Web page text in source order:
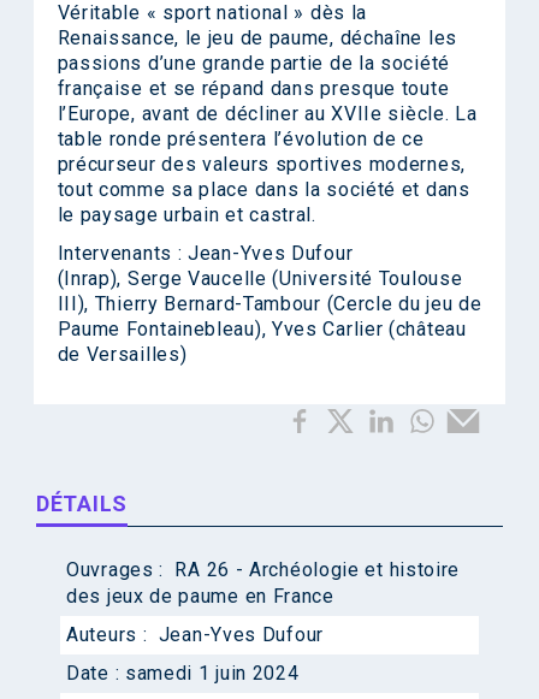
Véritable « sport national » dès la
Renaissance, le jeu de paume, déchaîne les
passions d’une grande partie de la société
française et se répand dans presque toute
l’Europe, avant de décliner au XVIIe siècle. La
table ronde présentera l’évolution de ce
précurseur des valeurs sportives modernes,
tout comme sa place dans la société et dans
le paysage urbain et castral.
Intervenants : Jean-Yves Dufour
(Inrap), Serge Vaucelle (Université Toulouse
III), Thierry Bernard-Tambour (Cercle du jeu de
Paume Fontainebleau), Yves Carlier (château
de Versailles)
DÉTAILS
Ouvrages :
RA 26 - Archéologie et histoire
des jeux de paume en France
Auteurs : Jean-Yves Dufour
Date : samedi 1 juin 2024